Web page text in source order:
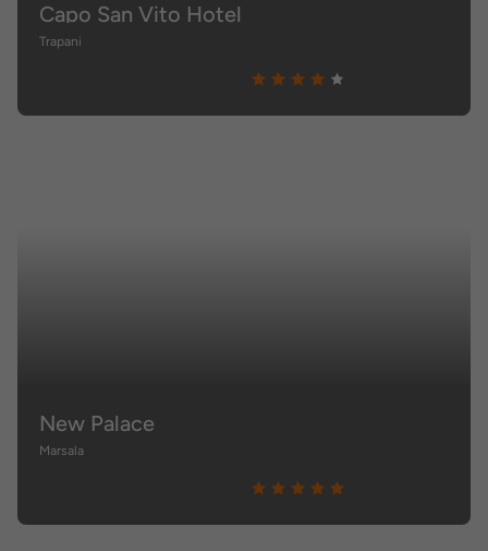
Capo San Vito Hotel
Trapani
New Palace
Marsala